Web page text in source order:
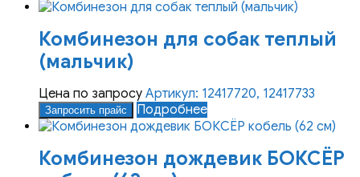
Комбинезон для собак теплый
(мальчик)
Цена по запросу Артикул: 12417720, 12417733
Запросить прайс Подробнее
Комбинезон дождевик БОКСЁР